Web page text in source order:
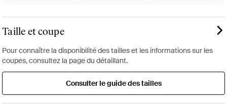
Taille et coupe
Pour connaître la disponibilité des tailles et les informations sur les
coupes, consultez la page du détaillant.
Consulter le guide des tailles